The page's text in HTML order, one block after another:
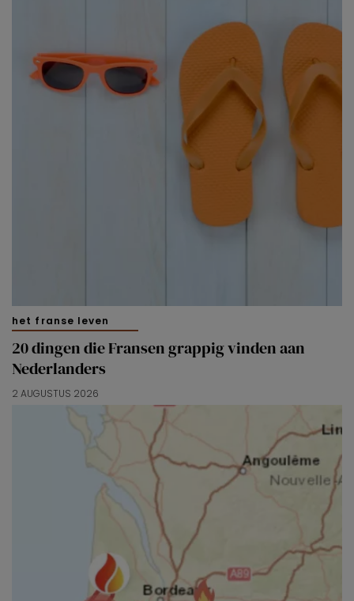
het franse leven
20 dingen die Fransen grappig vinden aan
Nederlanders
2 AUGUSTUS 2026